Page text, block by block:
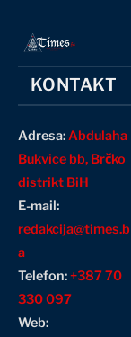
KONTAKT
Adresa:Abdulaha
Bukvice bb, Brčko
distrikt BiH
E-mail:
redakcija@times.b
a
Telefon:+387 70
330 097
Web: